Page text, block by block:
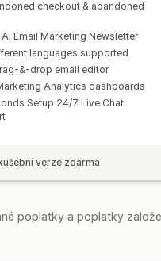
checkout & abandoned
Email Marketing Newsletter
languages supported
&-drop email editor
Analytics dashboards
Setup 24/7 Live Chat
verze zdarma
poplatky a poplatky